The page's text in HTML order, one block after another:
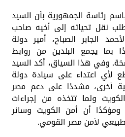
رئاسة الجمهورية بأن السيد
نقل تحياته إلى أخيه صاحب
الجابر الصباح، أمير دولة
بما يجمع البلدين من روابط
وفي هذا السياق، أكد السيد
لأي اعتداء على سيادة دولة
أخرى، مشددًا على دعم مصر
ولما تتخذه من إجراءات
ومؤكدًا أن أمن الكويت وسائر
طبيعي لأمن مصر القومي.